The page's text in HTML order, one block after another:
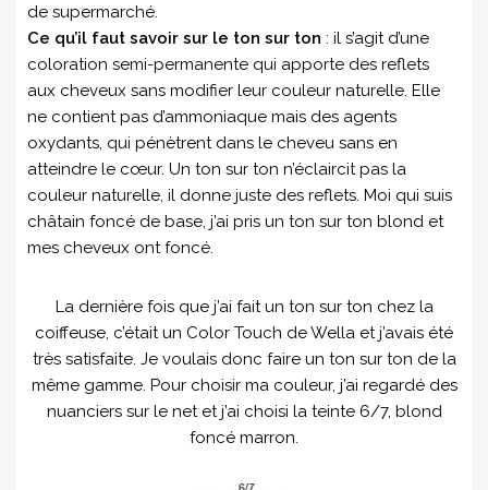
de supermarché.
Ce qu’il faut savoir sur le ton sur ton : il s’agit d’une
coloration semi-permanente qui apporte des reflets
aux cheveux sans modifier leur couleur naturelle. Elle
ne contient pas d’ammoniaque mais des agents
oxydants, qui pénètrent dans le cheveu sans en
atteindre le cœur. Un ton sur ton n’éclaircit pas la
couleur naturelle, il donne juste des reflets. Moi qui suis
châtain foncé de base, j’ai pris un ton sur ton blond et
mes cheveux ont foncé.
La dernière fois que j’ai fait un ton sur ton chez la
coiffeuse, c’était un Color Touch de Wella et j’avais été
très satisfaite. Je voulais donc faire un ton sur ton de la
même gamme. Pour choisir ma couleur, j’ai regardé des
nuanciers sur le net et j’ai choisi la teinte 6/7, blond
foncé marron.